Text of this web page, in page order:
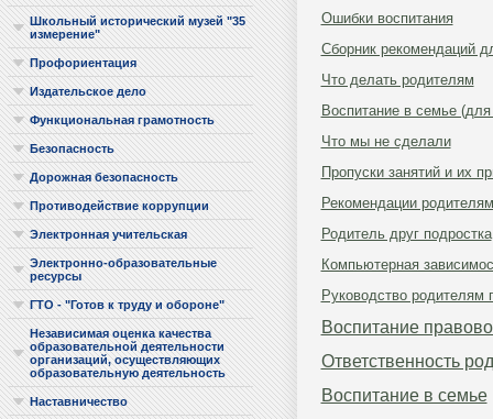
Школьный исторический музей "35
измерение"
Профориентация
Издательское дело
Функциональная грамотность
Безопасность
Дорожная безопасность
Противодействие коррупции
Электронная учительская
Электронно-образовательные
ресурсы
ГТО - "Готов к труду и обороне"
Независимая оценка качества
образовательной деятельности
организаций, осуществляющих
образовательную деятельность
Наставничество
Ошибки воспитания
Сборник рекомендаций
Что делать родителям
Воспитание в семье
Что мы не сделали
Пропуски занятий и их
Рекомендации
Родитель друг подростка
Компьютерная
Руководство родителям
Воспитание
Ответственность
Воспитание в семье